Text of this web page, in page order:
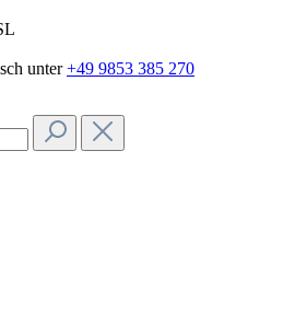
unter +49 9853 385 270